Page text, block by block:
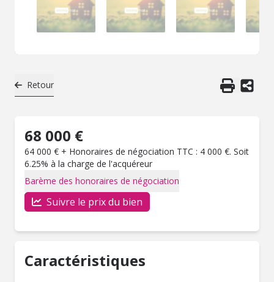
Retour
68 000 €
64 000 € + Honoraires de négociation TTC : 4 000 €. Soit
6.25% à la charge de l'acquéreur
Barème des honoraires de négociation
Suivre le prix du bien
Caractéristiques